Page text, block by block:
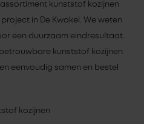
kunststof kozijnen
in De Kwakel. We weten
een duurzaam eindresultaat.
kunststof kozijnen
eenvoudig samen en bestel
kozijnen